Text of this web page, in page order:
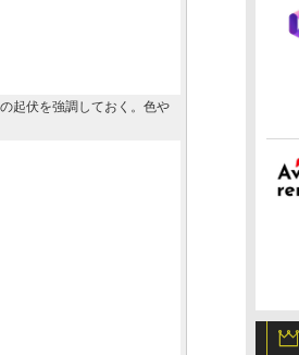
起伏を強調しておく。色や